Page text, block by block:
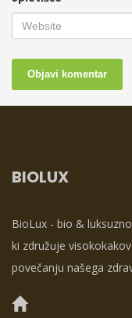
BIOLUX
BioLux - bio &
ki združuje
povečanju našega